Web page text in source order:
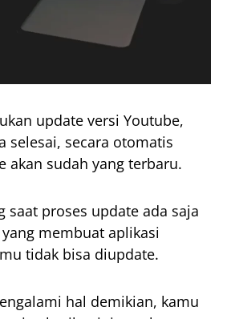
update versi Youtube,
selesai, secara otomatis
akan sudah yang terbaru.
saat proses update ada saja
membuat aplikasi
tidak bisa diupdate.
hal demikian, kamu